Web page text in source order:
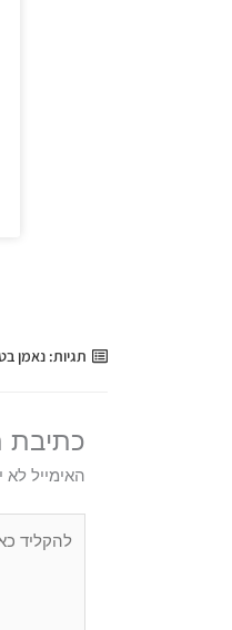
תגיות: נאמן
כתיבת
האימייל לא
כאן...